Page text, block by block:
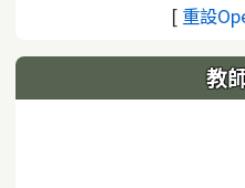
[ 重設
教